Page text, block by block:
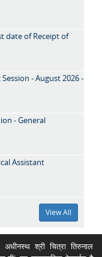
date of Receipt of
- August 2026 -
- General
Assistant
View All
अधीनस्थ श्री चित्रा तिरुनाल